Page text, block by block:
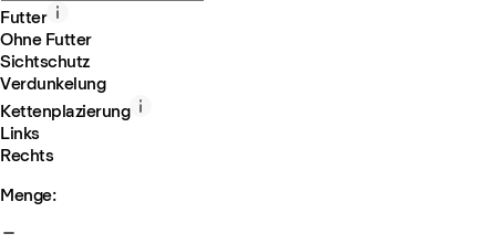
Futter
Ohne Futter
Sichtschutz
Verdunkelung
Kettenplazierung
Links
Rechts
Menge: